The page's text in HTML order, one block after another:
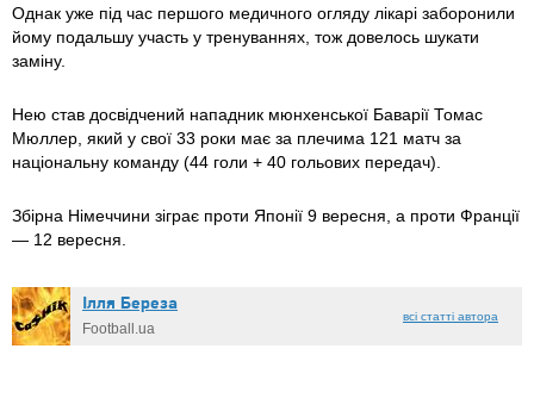
Однак уже під час першого медичного огляду лікарі заборонили
йому подальшу участь у тренуваннях, тож довелось шукати
заміну.
Нею став досвідчений нападник мюнхенської Баварії Томас
Мюллер, який у свої 33 роки має за плечима 121 матч за
національну команду (44 голи + 40 гольових передач).
Збірна Німеччини зіграє проти Японії 9 вересня, а проти Франції
— 12 вересня.
Ілля Береза
Football.ua
всі статті автора